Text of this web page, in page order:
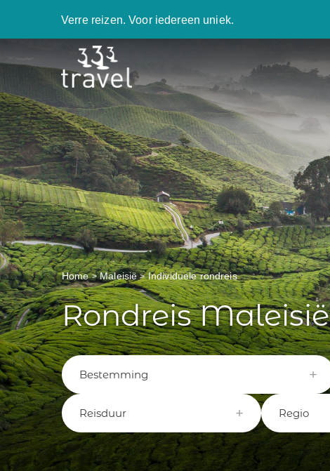
Verre reizen. Voor iedereen uniek.
Home Maleisië Individuele rondreis
Rondreis Maleisië
Bestemming
Reisduur Regio